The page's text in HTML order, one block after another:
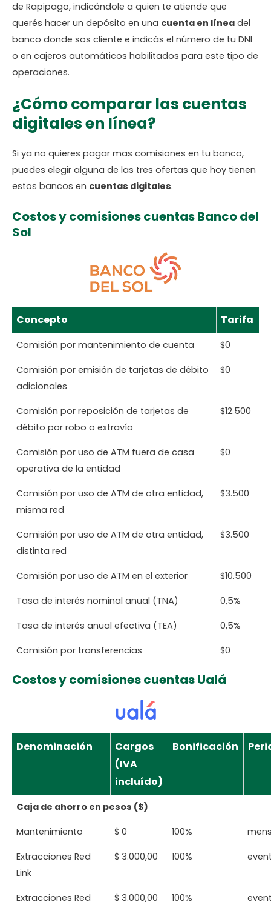
de Rapipago, indicándole a quien te atiende que
querés hacer un depósito en una cuenta en línea del
banco donde sos cliente e indicás el número de tu DNI
o en cajeros automáticos habilitados para este tipo de
operaciones.
¿Cómo comparar las cuentas
digitales en línea?
Si ya no quieres pagar mas comisiones en tu banco,
puedes elegir alguna de las tres ofertas que hoy tienen
estos bancos en cuentas digitales.
Costos y comisiones cuentas Banco del
Sol
Concepto Tarifa
Comisión por mantenimiento de cuenta $0
Comisión por emisión de tarjetas de débito
adicionales
$0
Comisión por reposición de tarjetas de
débito por robo o extravío
$12.500
Comisión por uso de ATM fuera de casa
operativa de la entidad
$0
Comisión por uso de ATM de otra entidad,
misma red
$3.500
Comisión por uso de ATM de otra entidad,
distinta red
$3.500
Comisión por uso de ATM en el exterior $10.500
Tasa de interés nominal anual (TNA) 0,5%
Tasa de interés anual efectiva (TEA) 0,5%
Comisión por transferencias $0
Costos y comisiones cuentas Ualá
Denominación
Cargos
(IVA
incluído)
Bonificación
Caja de ahorro en pesos ($)
Mantenimiento $ 0 100%
Extracciones Red
Link
$ 3.000,00 100%
Extracciones Red
$ 3.000,00 100%